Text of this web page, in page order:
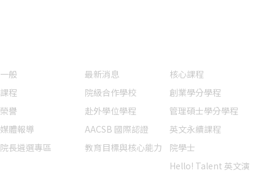
一般
課程
榮譽
媒體報導
院長遴選專區
最新消息
院級合作學校
赴外學位學程
AACSB 國際認證
教育目標與核心能力
核心課程
創業學分學程
管理碩士學分學程
英文永續課程
院學士
Hello! Talent 英文演